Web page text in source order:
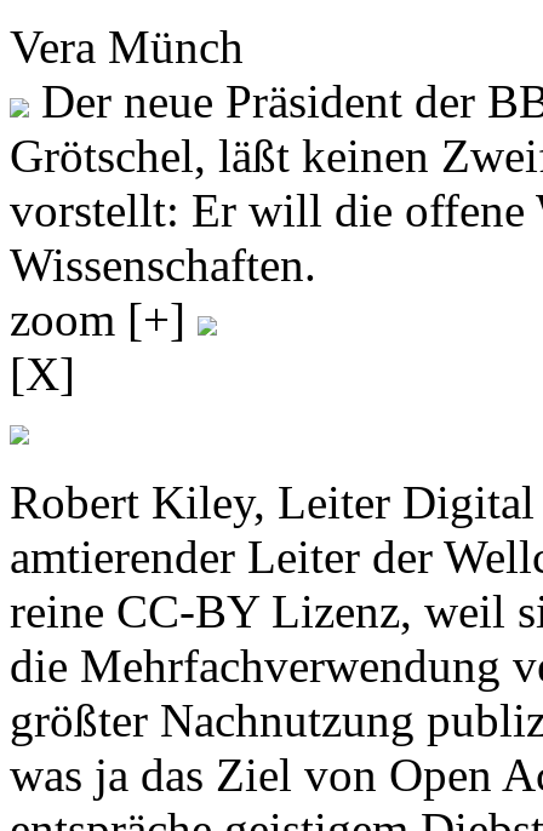
Vera Münch
Der neue Präsident der
Grötschel, läßt keinen
vorstellt: Er will die offene
Wissenschaften.
zoom [+]
[X]
Robert Kiley, Leiter Digital
amtierender Leiter der
reine CC-BY Lizenz, weil
die Mehrfachverwendung
größter Nachnutzung
was ja das Ziel von Open